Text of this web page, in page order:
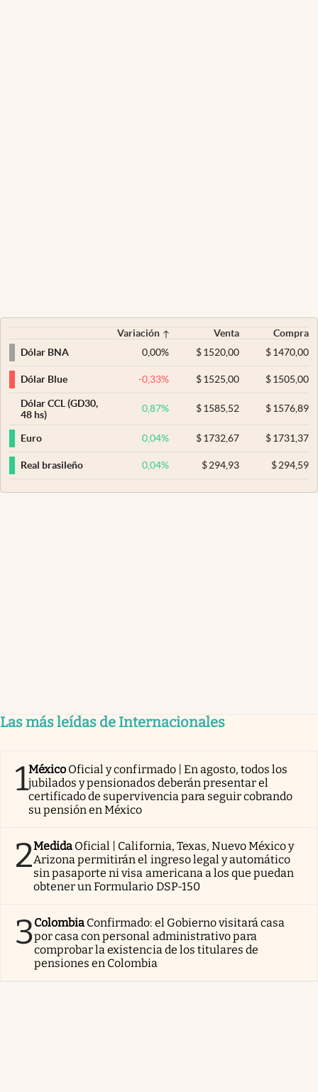
Variación Venta
Compra
Dólar BNA
0,00% $ 1520,00 $1470,00
Dólar Blue -0,33% $ 1525,00 $1505,00
Dólar CCL (GD30,
48 hs)
0,87% $ 1585,52 $1576,89
Euro 0,04% $ 1732,67 $1731,37
Real brasileño 0,04% $ 294,93 $294,59
Las más leídas de Internacionales
1México Oficial y confirmado | En agosto, todos los
jubilados y pensionados deberán presentar el
certificado de supervivencia para seguir cobrando
su pensión en México
2Medida Oficial | California, Texas, Nuevo México y
Arizona permitirán el ingreso legal y automático
sin pasaporte ni visa americana a los que puedan
obtener un Formulario DSP-150
3Colombia Confirmado: el Gobierno visitará casa
por casa con personal administrativo para
comprobar la existencia de los titulares de
pensiones en Colombia